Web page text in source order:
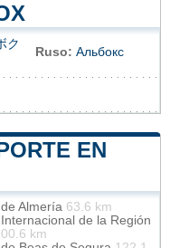
ク
Ruso: Альбокс
EN
Almería 63.6 km
de la Región
km